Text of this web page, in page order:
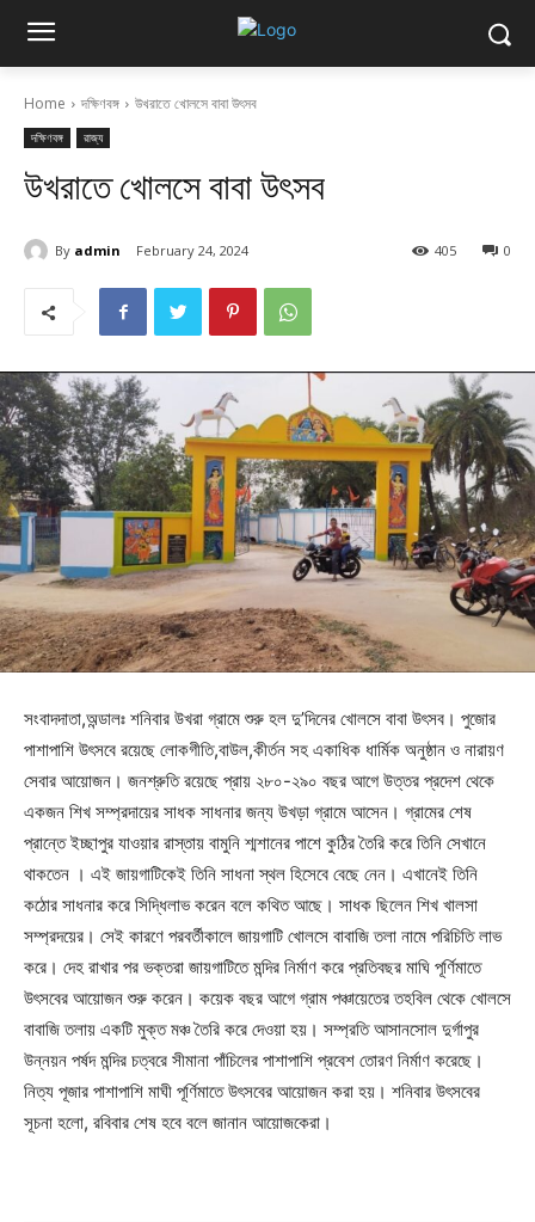
Home দক্ষিণবঙ্গ উখরাতে খোলসে বাবা উৎসব
দক্ষিণবঙ্গ রাজ্য
উখরাতে খোলসে বাবা উৎসব
By admin February 24, 2024 0
405
সংবাদদাতা,অন্ডালঃ শনিবার উখরা গ্রামে শুরু হল দু’দিনের খোলসে বাবা উৎসব। পুজোর
পাশাপাশি উৎসবে রয়েছে লোকগীতি,বাউল,কীর্তন সহ একাধিক ধার্মিক অনুষ্ঠান ও নারায়ণ
সেবার আয়োজন। জনশ্রুতি রয়েছে প্রায় ২৮০-২৯০ বছর আগে উত্তর প্রদেশ থেকে
একজন শিখ সম্প্রদায়ের সাধক সাধনার জন্য উখড়া গ্রামে আসেন। গ্রামের শেষ
প্রান্তে ইচ্ছাপুর যাওয়ার রাস্তায় বামুনি শ্মশানের পাশে কুঠির তৈরি করে তিনি সেখানে
থাকতেন । এই জায়গাটিকেই তিনি সাধনা স্থল হিসেবে বেছে নেন। এখানেই তিনি
কঠোর সাধনার করে সিদ্ধিলাভ করেন বলে কথিত আছে। সাধক ছিলেন শিখ খালসা
সম্প্রদয়ের। সেই কারণে পরবর্তীকালে জায়গাটি খোলসে বাবাজি তলা নামে পরিচিতি লাভ
করে। দেহ রাখার পর ভক্তরা জায়গাটিতে মন্দির নির্মাণ করে প্রতিবছর মাঘি পূর্ণিমাতে
উৎসবের আয়োজন শুরু করেন। কয়েক বছর আগে গ্রাম পঞ্চায়েতের তহবিল থেকে খোলসে
বাবাজি তলায় একটি মুক্ত মঞ্চ তৈরি করে দেওয়া হয়। সম্প্রতি আসানসোল দুর্গাপুর
উন্নয়ন পর্ষদ মন্দির চত্বরে সীমানা পাঁচিলের পাশাপাশি প্রবেশ তোরণ নির্মাণ করেছে।
নিত্য পূজার পাশাপাশি মাঘী পূর্ণিমাতে উৎসবের আয়োজন করা হয়। শনিবার উৎসবের
সূচনা হলো, রবিবার শেষ হবে বলে জানান আয়োজকেরা।